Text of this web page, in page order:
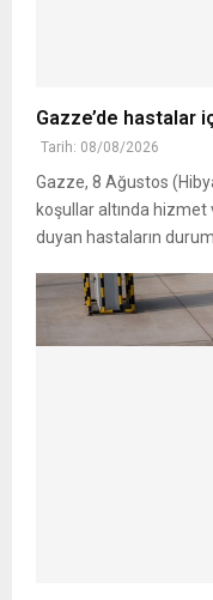
Gazze’de hastalar
Tarih: 08/08/2026
Gazze, 8 Ağustos
koşullar altında hizmet
duyan hastaların